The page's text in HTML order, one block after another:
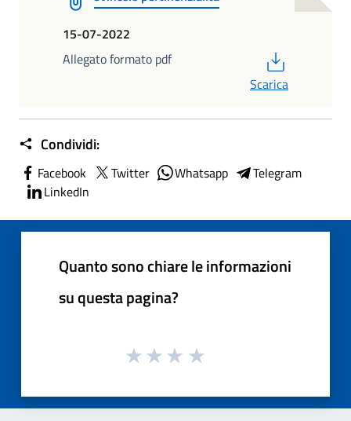
15-07-2022
Allegato formato pdf
Scarica
Condividi:
Facebook Twitter Whatsapp
Telegram
LinkedIn
Quanto sono chiare le informazioni
su questa pagina?